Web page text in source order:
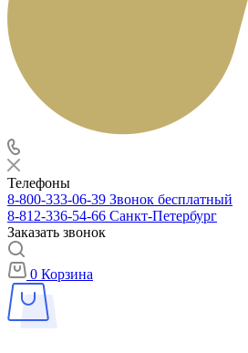
Телефоны
8-800-333-06-39 Звонок бесплатный
8-812-336-54-66 Санкт-Петербург
Заказать звонок
0 Корзина